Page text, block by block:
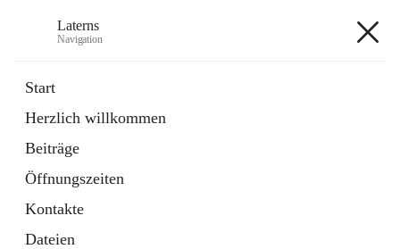
Laterns
Navigation
Start
Herzlich willkommen
Beiträge
Öffnungszeiten
Kontakte
Dateien
11 Schnellzugriffe
Soziales
1 Schnellzugriff